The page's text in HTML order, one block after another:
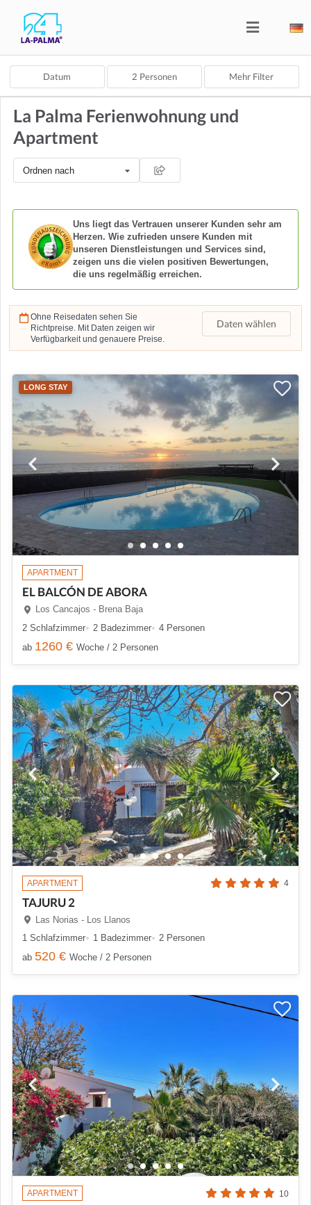
Datum 2 Personen Mehr Filter
La Palma Ferienwohnung und
Apartment
Ordnen nach
Uns liegt das Vertrauen unserer Kunden sehr am
Herzen. Wie zufrieden unsere Kunden mit
unseren Dienstleistungen und Services sind,
zeigen uns die vielen positiven Bewertungen,
die uns regelmäßig erreichen.
Ohne Reisedaten sehen Sie
Richtpreise. Mit Daten zeigen wir
Verfügbarkeit und genauere Preise.
Daten wählen
LONG STAY
APARTMENT
EL BALCÓN DE ABORA
Los Cancajos - Brena Baja
2 Schlafzimmer
2 Badezimmer
4 Personen
ab 1260 € Woche / 2 Personen
APARTMENT 4
TAJURU 2
Las Norias - Los Llanos
1 Schlafzimmer
1 Badezimmer
2 Personen
ab 520 € Woche / 2 Personen
APARTMENT 10